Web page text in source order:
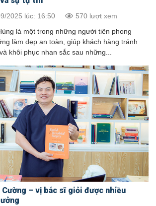
2025 lúc: 16:50 570 lượt xem
là một trong những người tiên phong
làm đẹp an toàn, giúp khách hàng tránh
khôi phục nhan sắc sau những...
Cường – vị bác sĩ giỏi được nhiều